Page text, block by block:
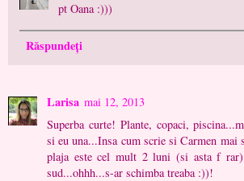
pt Oana :)))
Răspundeți
Larisa mai 12, 2013
Superba curte! Plante, copaci,
si eu una...Insa cum scrie si Carmen mai
plaja este cel mult 2 luni (si asta f
sud...ohhh...s-ar schimba treaba :))!